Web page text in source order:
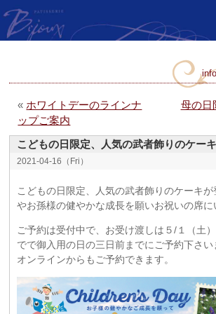
« ホワイトデーのラインナ
ップご案内
母の日
こどもの日限定、人気の武者飾りのケーキ
2021-04-16（Fri）
こどもの日限定、人気の武者飾りのケーキ
やお孫様の健やかな成長を願いお祝いの席に
ご予約は受付中で、お受け渡しは５/１（土
でで御入用の日の三日前までにご予約下さい
オンラインからもご予約できます。